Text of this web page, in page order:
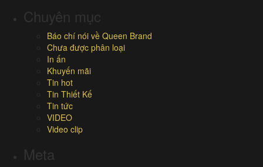
Chuyên mục
Báo chí nói về Queen Brand
Chưa được phân loại
In ấn
Khuyến mãi
Tin hot
Tin Thiết Kế
Tin tức
VIDEO
Video clip
Meta